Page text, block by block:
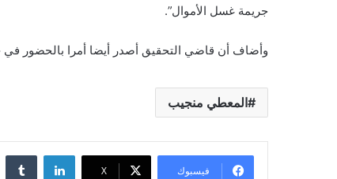
جريمة غسل الأموال”.
وأضاف أن قاضي التحقيق أصدر أيضا أمرا بالحضور في
المعطي منجيب
فيسبوك ‫X
لينكدإن